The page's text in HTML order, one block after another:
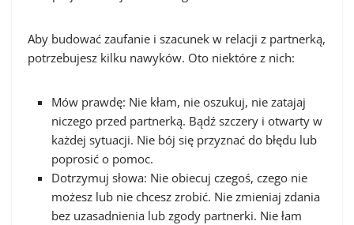
Aby budować zaufanie i szacunek w relacji z partnerką,
potrzebujesz kilku nawyków. Oto niektóre z nich:
Mów prawdę: Nie kłam, nie oszukuj, nie zatajaj
niczego przed partnerką. Bądź szczery i otwarty w
każdej sytuacji. Nie bój się przyznać do błędu lub
poprosić o pomoc.
Dotrzymuj słowa: Nie obiecuj czegoś, czego nie
możesz lub nie chcesz zrobić. Nie zmieniaj zdania
bez uzasadnienia lub zgody partnerki. Nie łam